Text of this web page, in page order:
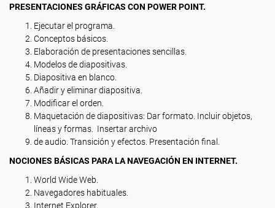
PRESENTACIONES GRÁFICAS CON POWER POINT.
Ejecutar el programa.
Conceptos básicos.
Elaboración de presentaciones sencillas.
Modelos de diapositivas.
Diapositiva en blanco.
Añadir y eliminar diapositiva.
Modificar el orden.
Maquetación de diapositivas: Dar formato. Incluir objetos,
líneas y formas. Insertar archivo
de audio. Transición y efectos. Presentación final.
NOCIONES BÁSICAS PARA LA NAVEGACIÓN EN INTERNET.
World Wide Web.
Navegadores habituales.
Internet Explorer.